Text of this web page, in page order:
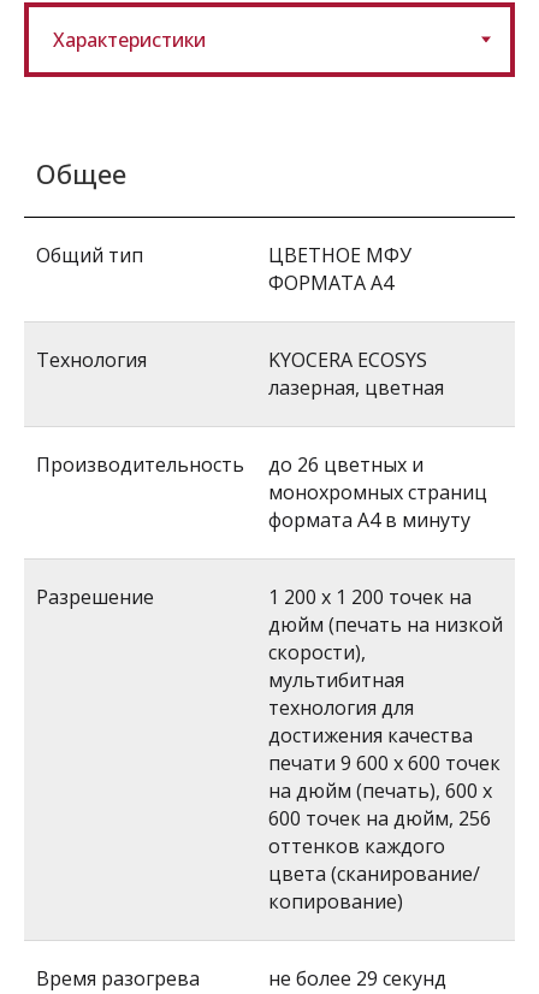
Общее
Общий тип
ЦВЕТНОЕ МФУ
ФОРМАТА A4
Технология
KYOCERA ECOSYS
лазерная, цветная
Производительность
до 26 цветных и
монохромных страниц
формата A4 в минуту
Разрешение
1 200 x 1 200 точек на
дюйм (печать на низкой
скорости),
мультибитная
технология для
достижения качества
печати 9 600 х 600 точек
на дюйм (печать), 600 x
600 точек на дюйм, 256
оттенков каждого
цвета (сканирование/
копирование)
Время разогрева не более 29 секунд